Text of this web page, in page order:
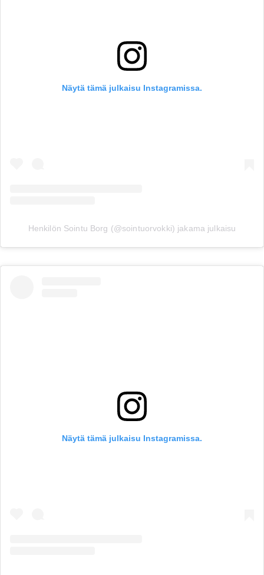
Näytä tämä julkaisu Instagramissa.
Henkilön Sointu Borg (@sointuorvokki) jakama julkaisu
Näytä tämä julkaisu Instagramissa.